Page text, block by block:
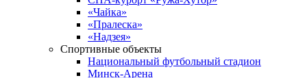
«Чайка»
«Пралеска»
«Надзея»
Спортивные объекты
Национальный футбольный стадион
Минск-Арена